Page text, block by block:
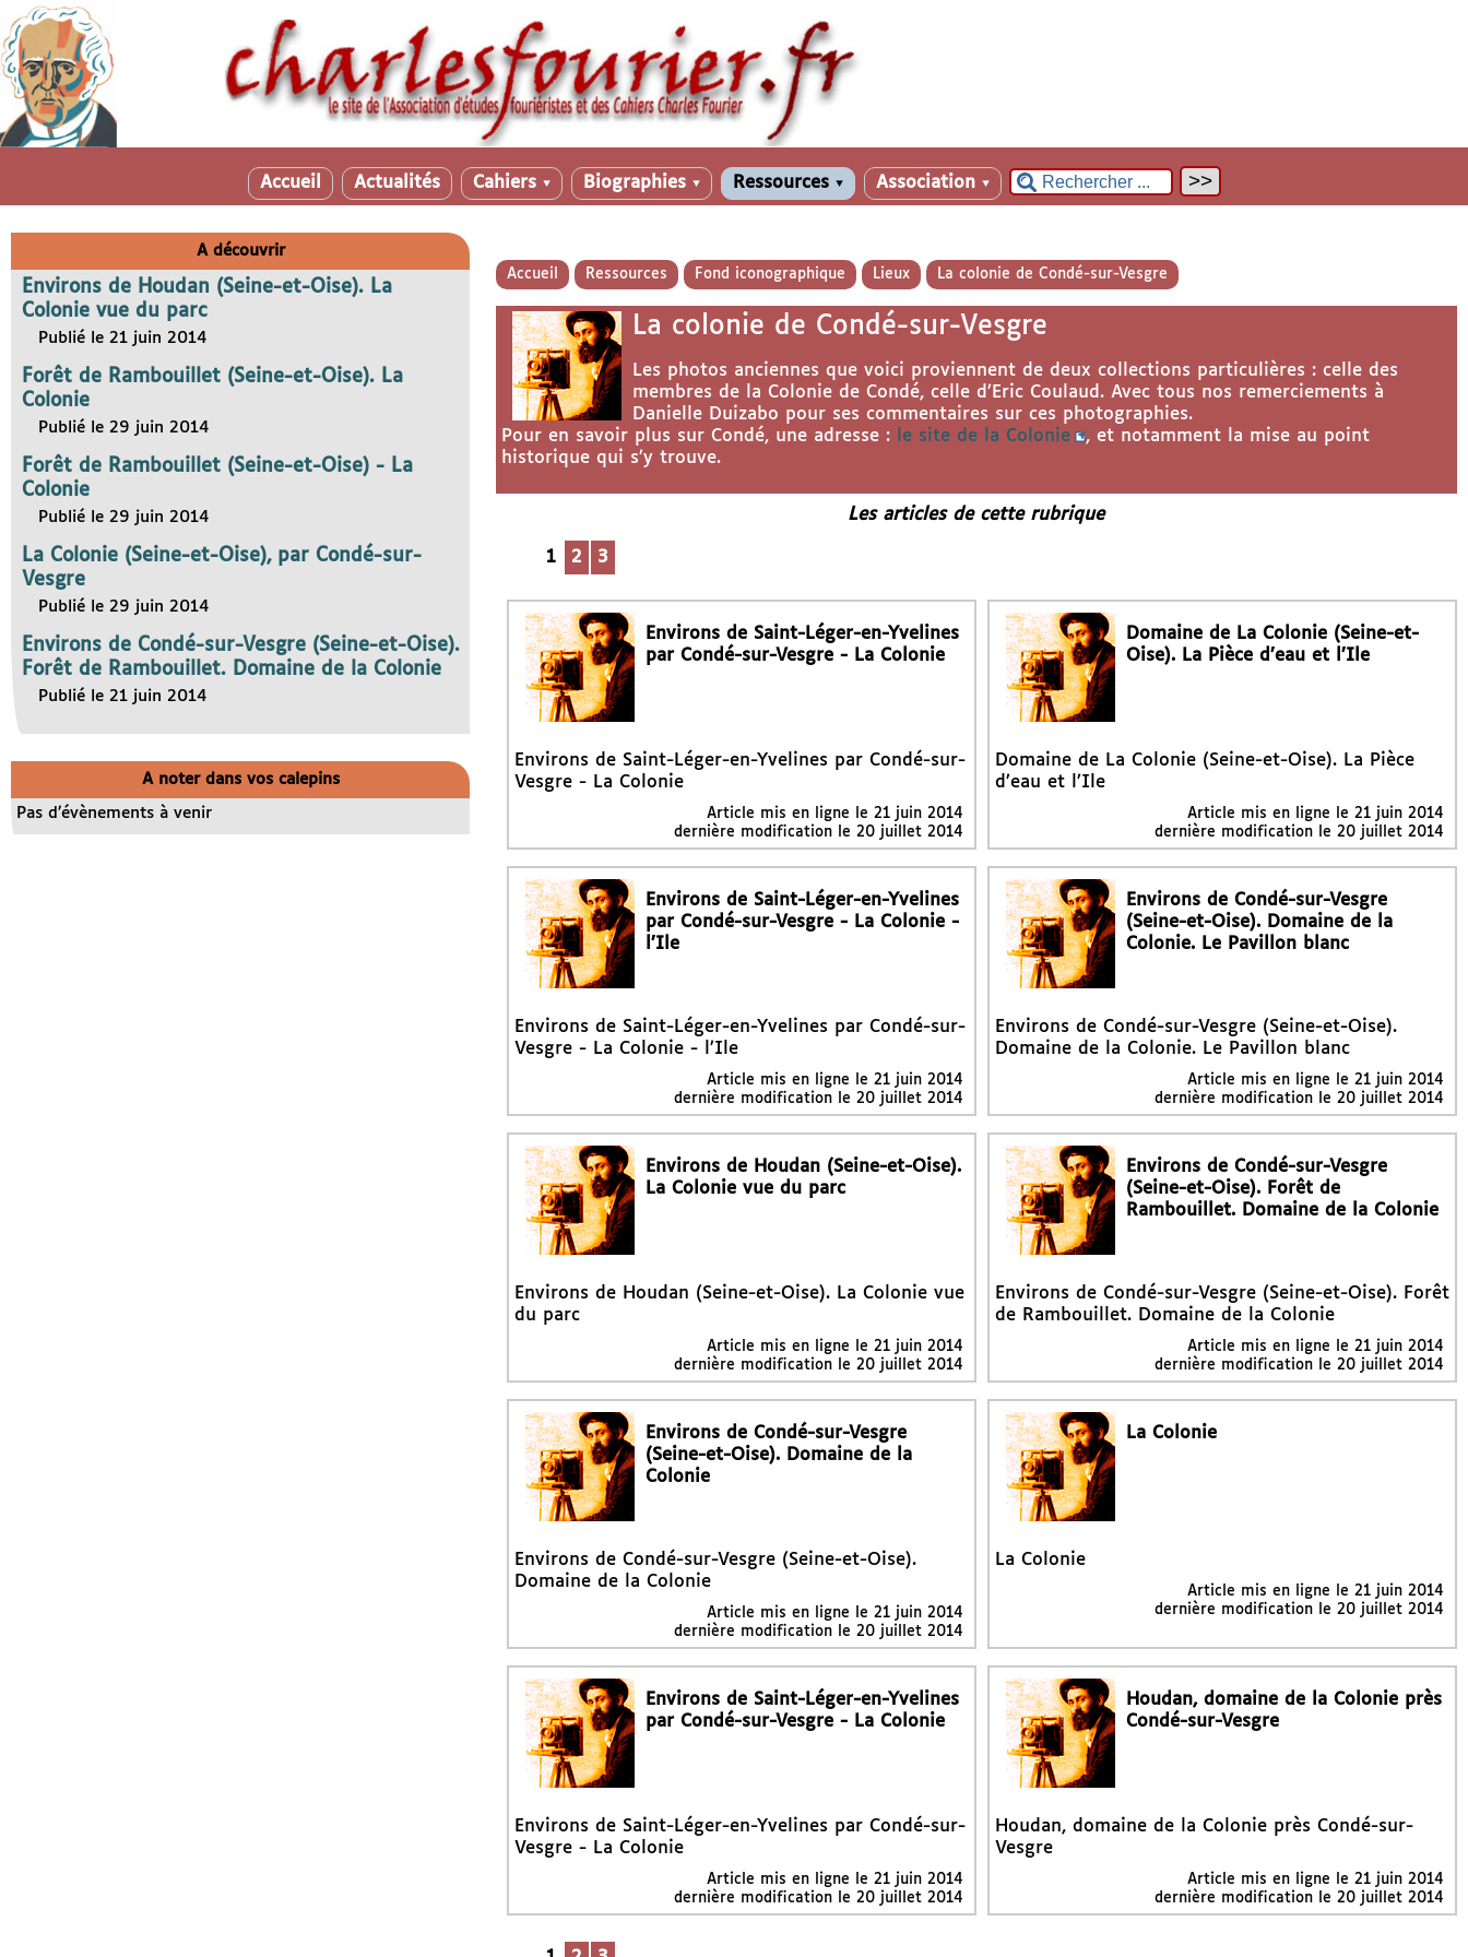
Accueil Actualités Cahiers ▼ Biographies ▼ Ressources ▼ Association ▼
Accueil Ressources Fond iconographique Lieux La colonie de Condé-sur-Vesgre
La colonie de Condé-sur-Vesgre
Les photos anciennes que voici proviennent de deux collections particulières : celle des
membres de la Colonie de Condé, celle d’Eric Coulaud. Avec tous nos remerciements à
Danielle Duizabo pour ses commentaires sur ces photographies.
Pour en savoir plus sur Condé, une adresse : le site de la Colonie
, et notamment la mise au point
historique qui s’y trouve.
Les articles de cette rubrique
1 2 3
Environs de Saint-Léger-en-Yvelines
par Condé-sur-Vesgre - La Colonie
Environs de Saint-Léger-en-Yvelines par Condé-sur-
Vesgre - La Colonie
Article mis en ligne le 21 juin 2014
dernière modification le 20 juillet 2014
Domaine de La Colonie (Seine-et-
Oise). La Pièce d’eau et l’Ile
Domaine de La Colonie (Seine-et-Oise). La Pièce
d’eau et l’Ile
Article mis en ligne le21 juin 2014
dernière modification le 20 juillet 2014
Environs de Saint-Léger-en-Yvelines
par Condé-sur-Vesgre - La Colonie -
l’Ile
Environs de Saint-Léger-en-Yvelines par Condé-sur-
Vesgre - La Colonie - l’Ile
Article mis en ligne le 21 juin 2014
dernière modification le 20 juillet 2014
Environs de Condé-sur-Vesgre
(Seine-et-Oise). Domaine de la
Colonie. Le Pavillon blanc
Environs de Condé-sur-Vesgre (Seine-et-Oise).
Domaine de la Colonie. Le Pavillon blanc
Article mis en ligne le21 juin 2014
dernière modification le 20 juillet 2014
Environs de Houdan (Seine-et-Oise).
La Colonie vue du parc
Environs de Houdan (Seine-et-Oise). La Colonie vue
du parc
Article mis en ligne le 21 juin 2014
dernière modification le 20 juillet 2014
Environs de Condé-sur-Vesgre
(Seine-et-Oise). Forêt de
Rambouillet. Domaine de la Colonie
Environs de Condé-sur-Vesgre (Seine-et-Oise). Forêt
de Rambouillet. Domaine de la Colonie
Article mis en ligne le21 juin 2014
dernière modification le 20 juillet 2014
Environs de Condé-sur-Vesgre
(Seine-et-Oise). Domaine de la
Colonie
Environs de Condé-sur-Vesgre (Seine-et-Oise).
Domaine de la Colonie
Article mis en ligne le 21 juin 2014
dernière modification le 20 juillet 2014
La Colonie
La Colonie
Article mis en ligne le21 juin 2014
dernière modification le 20 juillet 2014
Environs de Saint-Léger-en-Yvelines
par Condé-sur-Vesgre - La Colonie
Environs de Saint-Léger-en-Yvelines par Condé-sur-
Vesgre - La Colonie
Article mis en ligne le 21 juin 2014
dernière modification le 20 juillet 2014
Houdan, domaine de la Colonie près
Condé-sur-Vesgre
Houdan, domaine de la Colonie près Condé-sur-
Vesgre
Article mis en ligne le21 juin 2014
dernière modification le 20 juillet 2014
A découvrir
Environs de Houdan (Seine-et-Oise). La
Colonie vue du parc
Publié le 21 juin 2014
Forêt de Rambouillet (Seine-et-Oise). La
Colonie
Publié le 29 juin 2014
Forêt de Rambouillet (Seine-et-Oise) - La
Colonie
Publié le 29 juin 2014
La Colonie (Seine-et-Oise), par Condé-sur-
Vesgre
Publié le 29 juin 2014
Environs de Condé-sur-Vesgre (Seine-et-Oise).
Forêt de Rambouillet. Domaine de la Colonie
Publié le 21 juin 2014
A noter dans vos calepins
Pas d’évènements à venir